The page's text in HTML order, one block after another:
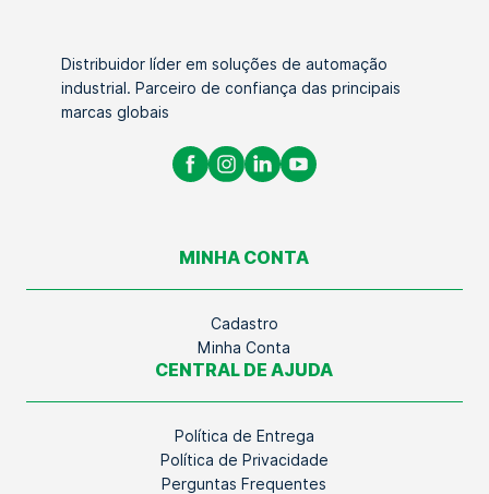
Distribuidor líder em soluções de automação
industrial. Parceiro de confiança das principais
marcas globais
MINHA CONTA
Cadastro
Minha Conta
CENTRAL DE AJUDA
Política de Entrega
Política de Privacidade
Perguntas Frequentes